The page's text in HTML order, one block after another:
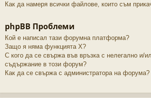
Как да намеря всички файлове, които съм
phpBB Проблеми
Кой е написал тази форумна платформа?
Защо я няма функцията X?
С кого да се свържа във връзка с нелегално и/
съдържание в този форум?
Как да се свържа с администратора на форума?